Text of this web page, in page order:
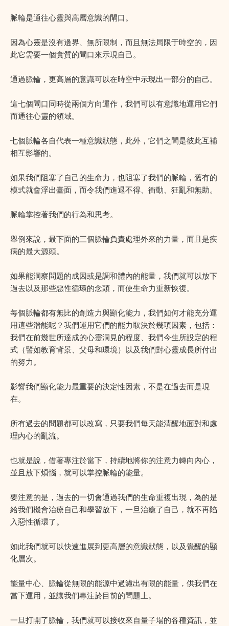
脈輪是通往心靈與高層意識的閘口。
因為心靈是沒有邊界、無所限制，而且無法局限于時空的，因
此它需要一個實質的閘口來示現自己。
通過脈輪，更高層的意識可以在時空中示現出一部分的自己。
這七個閘口同時從兩個方向運作，我們可以有意識地運用它們
而通往心靈的領域。
七個脈輪各自代表一種意識狀態，此外，它們之間是彼此互補
相互影響的。
如果我們阻塞了自己的生命力，也阻塞了我們的脈輪，舊有的
模式就會浮出臺面，而令我們進退不得、衝動、狂亂和無助。
脈輪掌控著我們的行為和思考。
舉例來說，最下面的三個脈輪負責處理外來的力量，而且是疾
病的最大源頭。
如果能洞察問題的成因或是調和體內的能量，我們就可以放下
過去以及那些惡性循環的念頭，而使生命力重新恢復。
每個脈輪都有無比的創造力與顯化能力，我們如何才能充分運
用這些潛能呢？我們運用它們的能力取決於幾項因素，包括：
我們在前幾世所達成的心靈洞見的程度、我們今生所設定的程
式（譬如教育背景、父母和環境）以及我們對心靈成長所付出
的努力。
影響我們顯化能力最重要的決定性因素，不是在過去而是現
在。
所有過去的問題都可以改寫，只要我們每天能清醒地面對和處
理內心的亂流。
也就是說，借著專注於當下，持續地將你的注意力轉向內心，
並且放下煩惱，就可以掌控脈輪的能量。
要注意的是，過去的一切會通過我們的生命重複出現，為的是
給我們機會治療自己和學習放下，一旦治癒了自己，就不再陷
入惡性循環了。
如此我們就可以快速進展到更高層的意識狀態，以及覺醒的顯
化層次。
能量中心、脈輪從無限的能源中過濾出有限的能量，供我們在
當下運用，並讓我們專注於目前的問題上。
一旦打開了脈輪，我們就可以接收來自量子場的各種資訊，並